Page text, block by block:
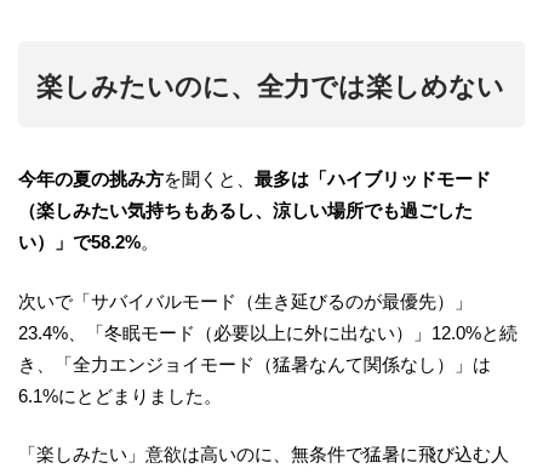
楽しみたいのに、全力では楽しめない
今年の夏の挑み方を聞くと、 最多は「ハイブリッドモード
（楽しみたい気持ちもあるし、涼しい場所でも過ごした
い）」で58.2%。
次いで「サバイバルモード（生き延びるのが最優先）」
23.4%、「冬眠モード（必要以上に外に出ない）」12.0%と続
き、「全力エンジョイモード（猛暑なんて関係なし）」は
6.1%にとどまりました。
「楽しみたい」意欲は高いのに、無条件で猛暑に飛び込む人